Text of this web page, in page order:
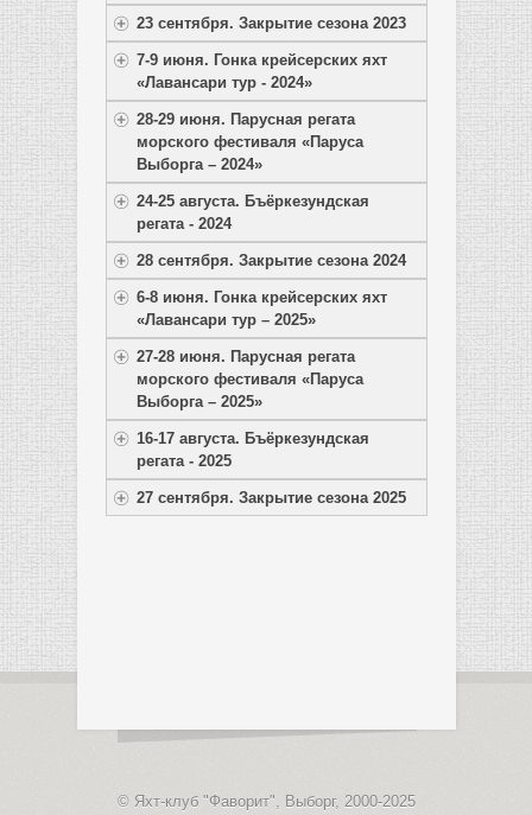
23 сентября. Закрытие сезона 2023
7-9 июня. Гонка крейсерских яхт
«Лавансари тур - 2024»
28-29 июня. Парусная регата
морского фестиваля «Паруса
Выборга – 2024»
24-25 августа. Бъёркезундская
регата - 2024
28 сентября. Закрытие сезона 2024
6-8 июня. Гонка крейсерских яхт
«Лавансари тур – 2025»
27-28 июня. Парусная регата
морского фестиваля «Паруса
Выборга – 2025»
16-17 августа. Бъёркезундская
регата - 2025
27 сентября. Закрытие сезона 2025
© Яхт-клуб "Фаворит", Выборг, 2000-2025